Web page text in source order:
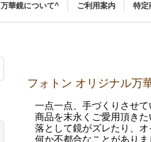
万華鏡について^ ご利用案内 特定
フォトン オリジナル万
一点一点、手づくりさせて
商品を末永くご愛用頂きた
落として鏡がズレたり、オ
何か不都合なことがありま